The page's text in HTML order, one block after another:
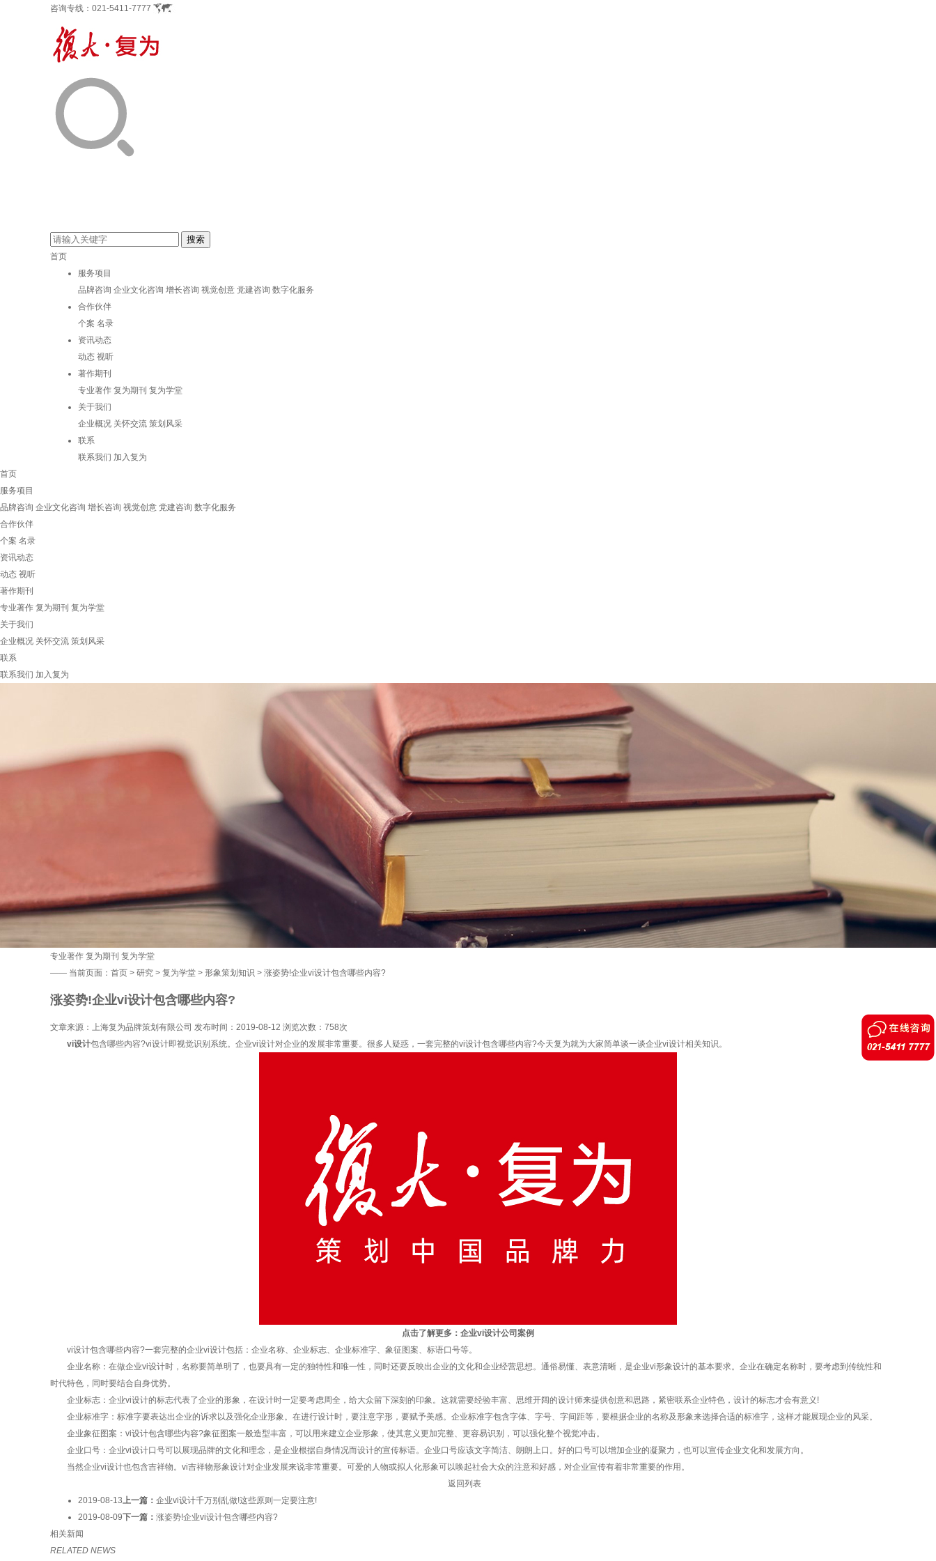
咨询专线： 021-5411-7777
首页
服务项目
品牌咨询 企业文化咨询 增长咨询 视觉创意 党建咨询 数字化服务
合作伙伴
个案 名录
资讯动态
动态 视听
著作期刊
专业著作 复为期刊 复为学堂
关于我们
企业概况 关怀交流 策划风采
联系
联系我们 加入复为
首页
服务项目
品牌咨询 企业文化咨询 增长咨询 视觉创意 党建咨询 数字化服务
合作伙伴
个案 名录
资讯动态
动态 视听
著作期刊
专业著作 复为期刊 复为学堂
关于我们
企业概况 关怀交流 策划风采
联系
联系我们 加入复为
专业著作 复为期刊 复为学堂
—— 当前页面： 首页 > 研究 > 复为学堂 > 形象策划知识 > 涨姿势!企业vi设计包含哪些内容?
涨姿势!企业vi设计包含哪些内容?
文章来源：上海复为品牌策划有限公司 发布时间：2019-08-12 浏览次数： 758次
vi设计包含哪些内容?vi设计即视觉识别系统。企业vi设计对企业的发展非常重要。很多人疑惑，一套完整的vi设计包含哪些内容?今天复为就为大家简单谈一谈企业vi设计相关知识。
点击了解更多： 企业vi设计公司 案例
vi设计包含哪些内容?一套完整的企业vi设计包括：企业名称、企业标志、企业标准字、象征图案、标语口号等。
企业名称：在做企业vi设计时，名称要简单明了，也要具有一定的独特性和唯一性，同时还要反映出企业的文化和企业经营思想。通俗易懂、表意清晰，是企业vi形象设计的基本要求。企业在确定名称时，要考虑到传统性和
时代特色，同时要结合自身优势。
企业标志：企业vi设计的标志代表了企业的形象，在设计时一定要考虑周全，给大众留下深刻的印象。这就需要经验丰富、思维开阔的设计师来提供创意和思路，紧密联系企业特色，设计的标志才会有意义!
企业标准字：标准字要表达出企业的诉求以及强化企业形象。在进行设计时，要注意字形，要赋予美感。企业标准字包含字体、字号、字间距等，要根据企业的名称及形象来选择合适的标准字，这样才能展现企业的风采。
企业象征图案：vi设计包含哪些内容?象征图案一般造型丰富，可以用来建立企业形象，使其意义更加完整、更容易识别，可以强化整个视觉冲击。
企业口号：企业vi设计口号可以展现品牌的文化和理念，是企业根据自身情况而设计的宣传标语。企业口号应该文字简洁、朗朗上口。好的口号可以增加企业的凝聚力，也可以宣传企业文化和发展方向。
当然企业vi设计也包含吉祥物。vi吉祥物形象设计对企业发展来说非常重要。可爱的人物或拟人化形象可以唤起社会大众的注意和好感，对企业宣传有着非常重要的作用。
返回列表
2019-08-13上一篇： 企业vi设计千万别乱做!这些原则一定要注意!
2019-08-09下一篇： 涨姿势!企业vi设计包含哪些内容?
相关新闻
RELATED NEWS